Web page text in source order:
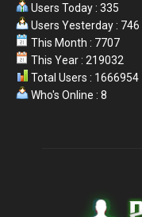
Users Today : 335
Users Yesterday : 746
This Month : 7707
This Year : 219032
Total Users : 1666954
Who's Online : 8